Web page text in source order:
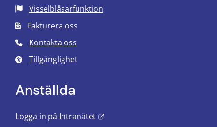
Visselblåsarfunktion
Fakturera oss
Kontakta oss
Tillgänglighet
Anställda
Logga in på Intranätet